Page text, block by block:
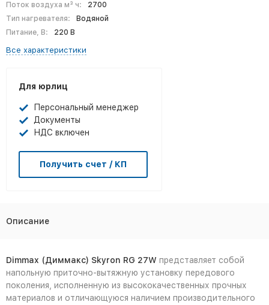
Поток воздуха м³ ч:
2700
Тип нагревателя:
Водяной
Питание, В:
220 В
Все характеристики
Для юрлиц
Персональный менеджер
Документы
НДС включен
Получить счет / КП
Описание
Dimmax (Диммакс) Skyron RG 27W представляет собой
напольную приточно-вытяжную установку передового
поколения, исполненную из высококачественных прочных
материалов и отличающуюся наличием производительного